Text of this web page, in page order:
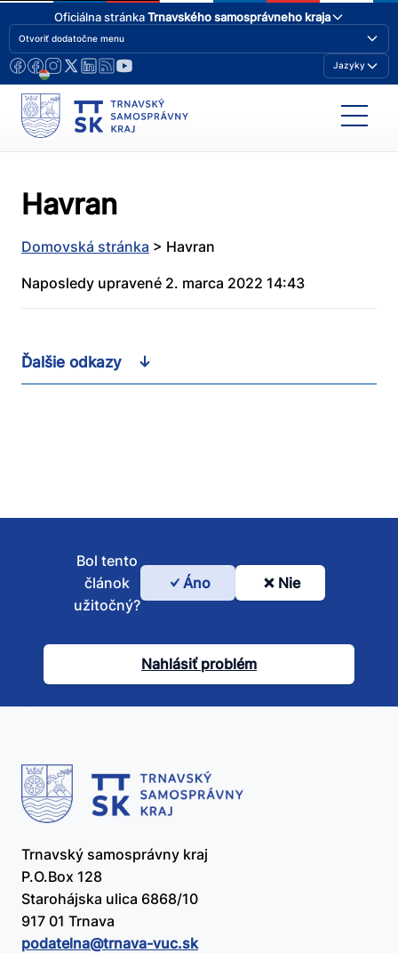
Oficiálna stránkaTrnavského samosprávneho kraja
Otvoriť dodatočne menu
Jazyky
Havran
Domovská stránka > Havran
Naposledy upravené 2. marca 2022 14:43
Ďalšie odkazy
Bol
článok
užitočný?
Bol tento
článok
užitočný?
Áno Nie
Nahlásiť problém
Trnavský samosprávny kraj
P.O.Box 128
Starohájska ulica 6868/10
917 01 Trnava
podatelna@​trnava-vuc.sk